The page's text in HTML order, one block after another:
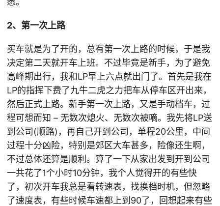
2、第一次上路
买车就是为了开的，总有第一次上路的时候，于是我
决定第二天就开车上班。不过毕竟是新手，为了避免
高峰期出行，我和LP早上六点就出门了。首先是我在
LP的指挥下费了九牛二虎之力把车从停车区开出来，
然后正式上路。新手第一次上路，又是手动档车，过
程可想而知 – 无数次熄火、无数次被嘀。我先将LP送
到公司(顺路)，再自己开到公司，单程20公里，中间
过程十分凶险，特别是郊区大车甚多，险像还生啊，
不过总体还算是顺利。算了一下从家出发到开到公司
一共花了1个小时10分钟，我个人觉得开的有些快
了，初次开车我总是看转速表，找换档时机，但忽略
了速度表，有些时候车速都上到90了，回想起来有些